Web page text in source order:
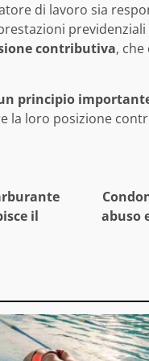
di lavoro sia
contributiva,
principio
loro posizione
il
abuso